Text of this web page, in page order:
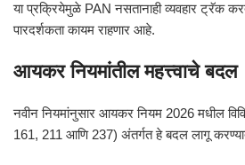
या प्रक्रियेमुळे PAN नसतानाही व्यवहार ट्रॅक
पारदर्शकता कायम राहणार आहे.
आयकर नियमांतील महत्त्वाचे बदल
नवीन नियमांनुसार आयकर नियम 2026 मधील
161, 211 आणि 237) अंतर्गत हे बदल लागू